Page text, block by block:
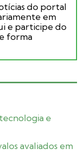
do portal
em
e participe do
forma
e
avaliados em